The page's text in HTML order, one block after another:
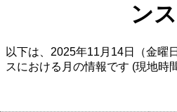
ン
以下は、2025年11月14日（金曜
スにおける月の情報です (現地時間